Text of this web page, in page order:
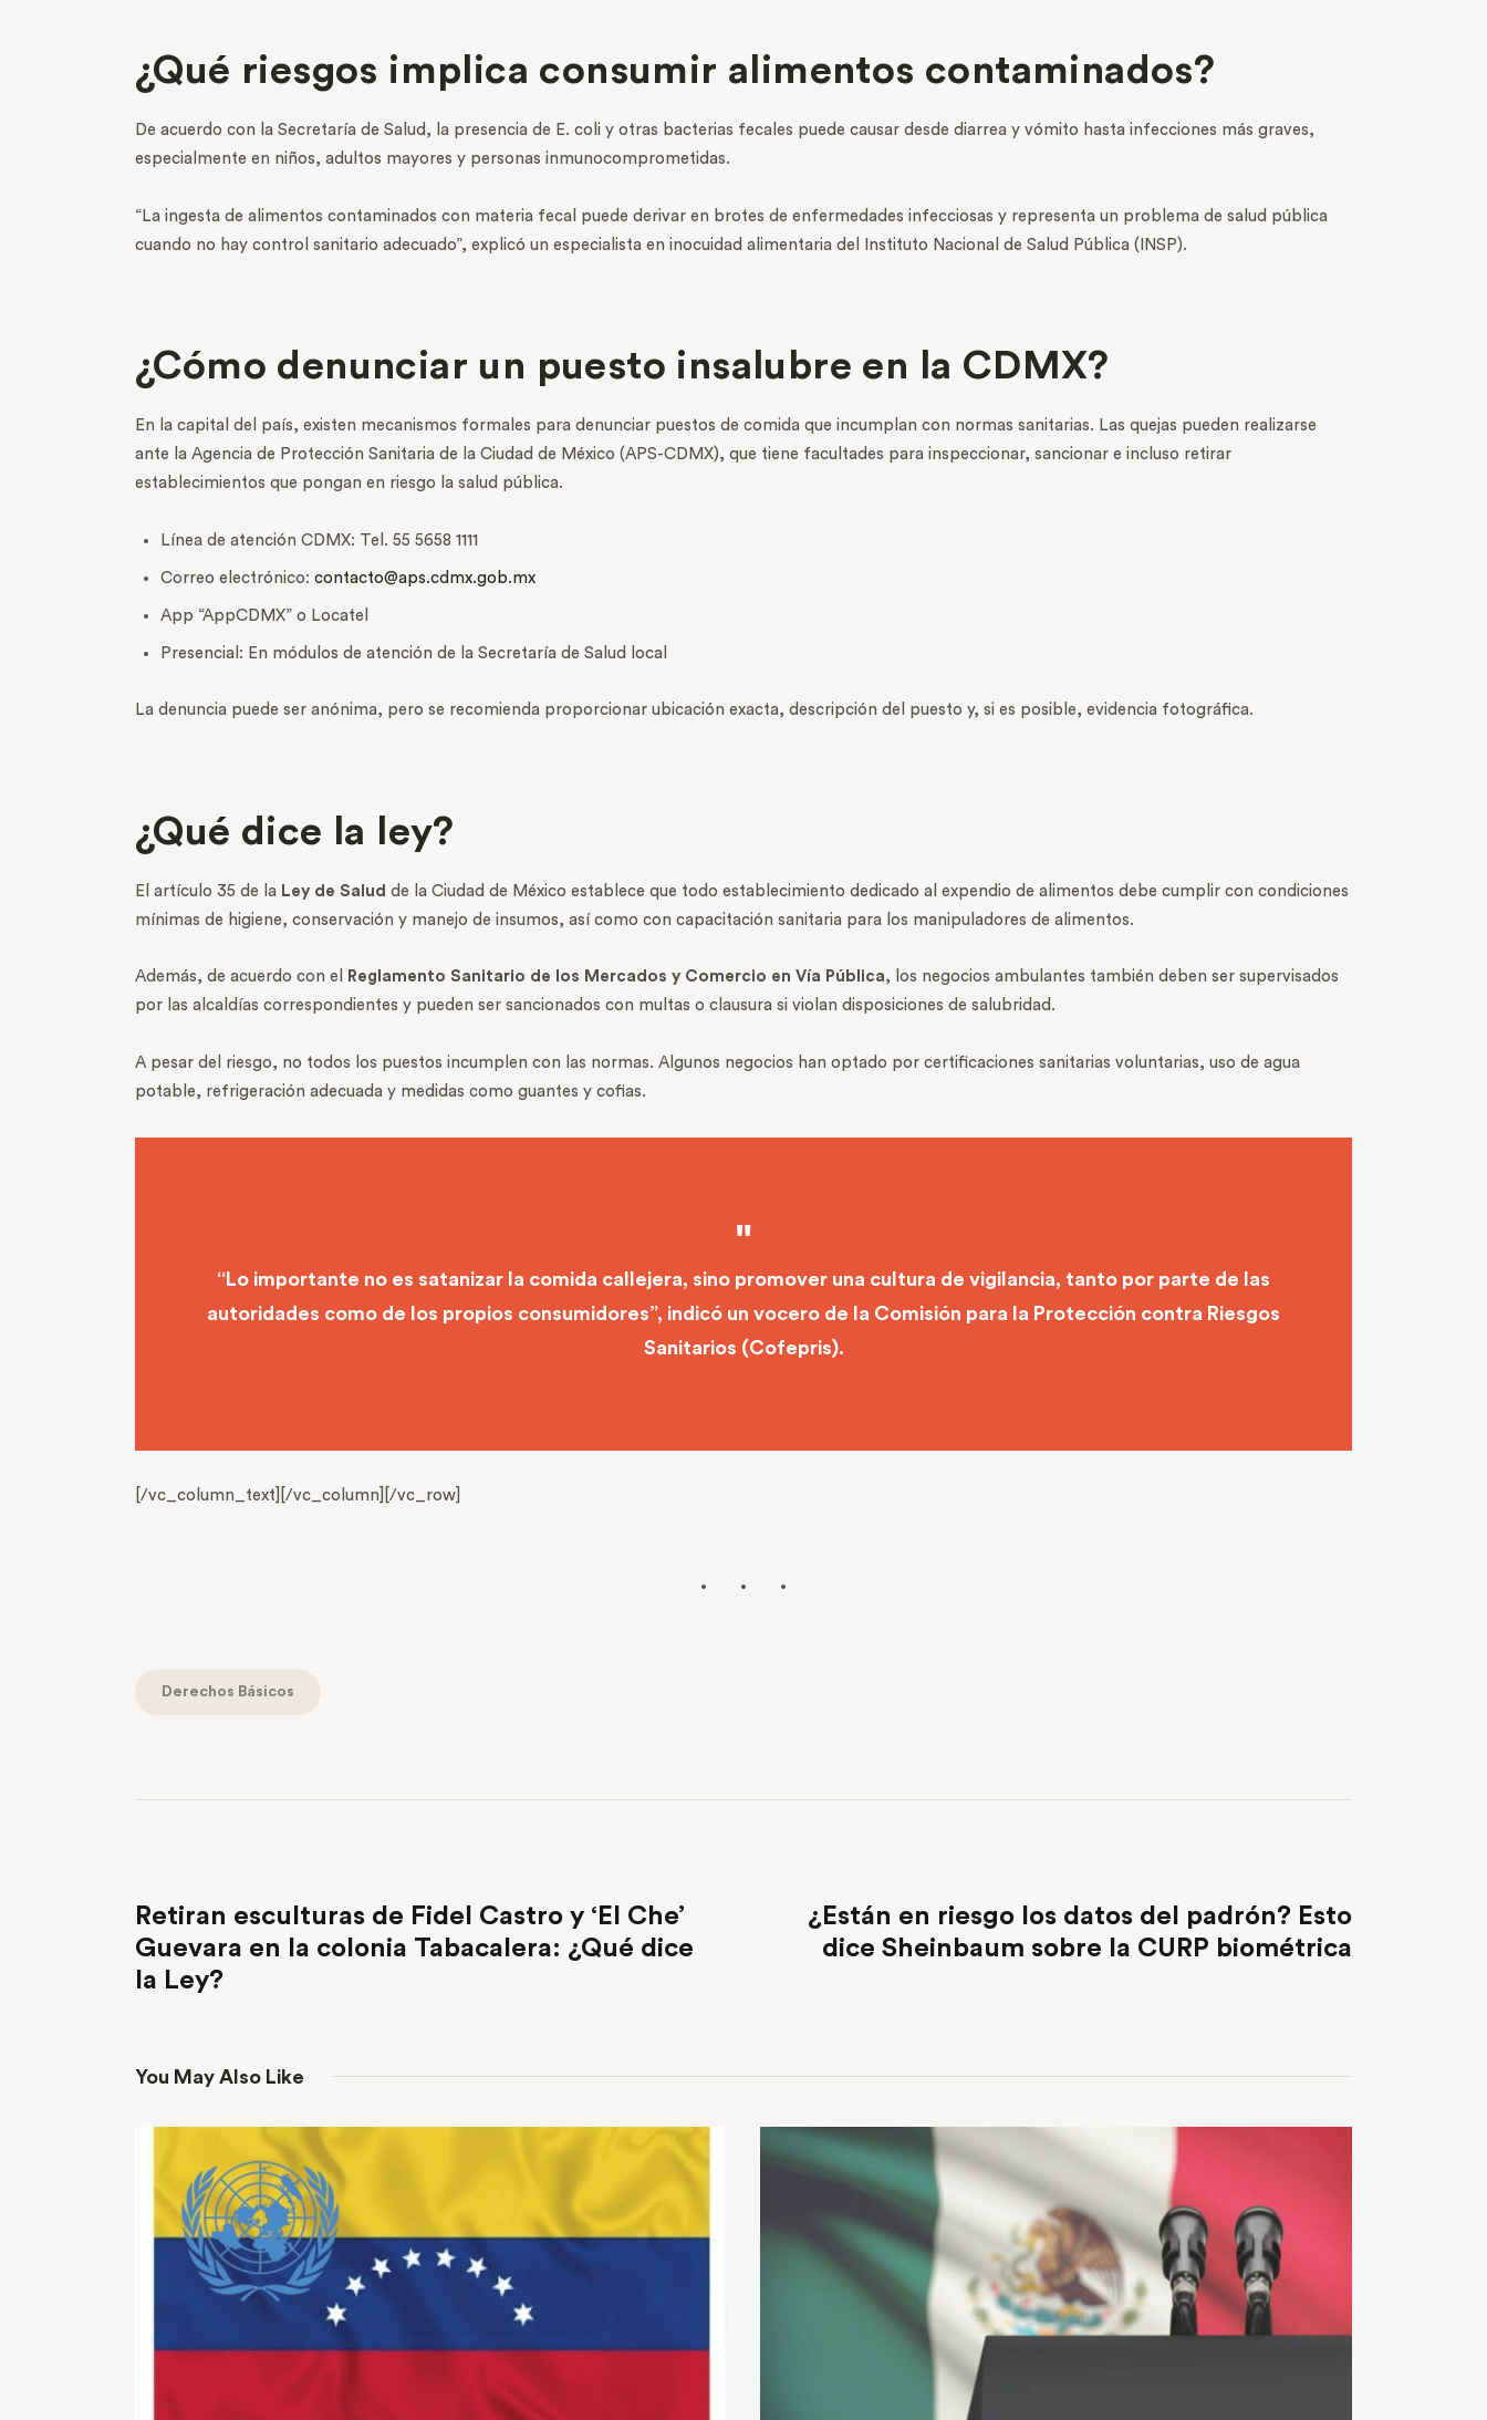
¿Qué riesgos implica consumir alimentos contaminados?
De acuerdo con la Secretaría de Salud, la presencia de E. coli y otras bacterias fecales puede causar desde diarrea y vómito hasta infecciones más graves,
especialmente en niños, adultos mayores y personas inmunocomprometidas.
“La ingesta de alimentos contaminados con materia fecal puede derivar en brotes de enfermedades infecciosas y representa un problema de salud pública
cuando no hay control sanitario adecuado”, explicó un especialista en inocuidad alimentaria del Instituto Nacional de Salud Pública (INSP).
¿Cómo denunciar un puesto insalubre en la CDMX?
En la capital del país, existen mecanismos formales para denunciar puestos de comida que incumplan con normas sanitarias. Las quejas pueden realizarse
ante la Agencia de Protección Sanitaria de la Ciudad de México (APS-CDMX), que tiene facultades para inspeccionar, sancionar e incluso retirar
establecimientos que pongan en riesgo la salud pública.
Línea de atención CDMX: Tel. 55 5658 1111
Correo electrónico: contacto@aps.cdmx.gob.mx
App “AppCDMX” o Locatel
Presencial: En módulos de atención de la Secretaría de Salud local
La denuncia puede ser anónima, pero se recomienda proporcionar ubicación exacta, descripción del puesto y, si es posible, evidencia fotográfica.
¿Qué dice la ley?
El artículo 35 de la Ley de Salud de la Ciudad de México establece que todo establecimiento dedicado al expendio de alimentos debe cumplir con condiciones
mínimas de higiene, conservación y manejo de insumos, así como con capacitación sanitaria para los manipuladores de alimentos.
Además, de acuerdo con el Reglamento Sanitario de los Mercados y Comercio en Vía Pública, los negocios ambulantes también deben ser supervisados
por las alcaldías correspondientes y pueden ser sancionados con multas o clausura si violan disposiciones de salubridad.
A pesar del riesgo, no todos los puestos incumplen con las normas. Algunos negocios han optado por certificaciones sanitarias voluntarias, uso de agua
potable, refrigeración adecuada y medidas como guantes y cofias.
“Lo importante no es satanizar la comida callejera, sino promover una cultura de vigilancia, tanto por parte de las
autoridades como de los propios consumidores”, indicó un vocero de la Comisión para la Protección contra Riesgos
Sanitarios (Cofepris).
[/vc_column_text][/vc_column][/vc_row]
Derechos Básicos
Retiran esculturas de Fidel Castro y ‘El Che’
Guevara en la colonia Tabacalera: ¿Qué dice
la Ley?
¿Están en riesgo los datos del padrón? Esto
dice Sheinbaum sobre la CURP biométrica
You May Also Like